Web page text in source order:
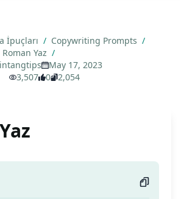
İpuçları / Copywriting Prompts /
Roman Yaz /
May 17, 2023
3,507
0 2,054